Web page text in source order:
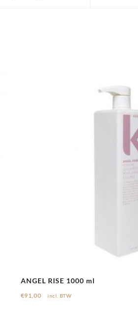
ANGEL RISE 1000 ml
€91,00 incl. BTW